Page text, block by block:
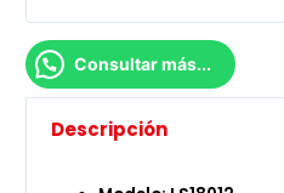
Consultar más...
Descripción